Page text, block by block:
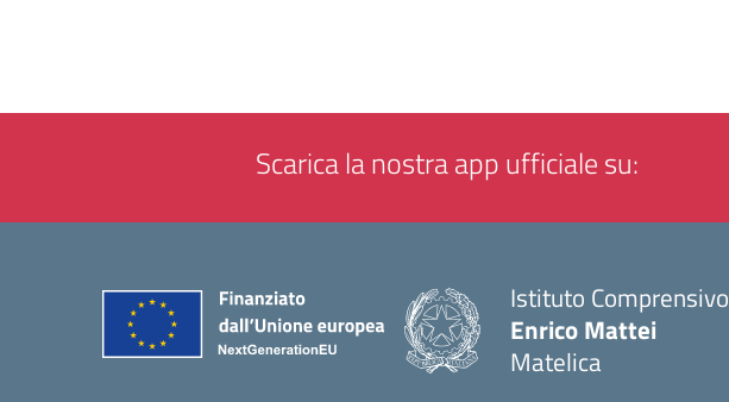
Scarica la nostra app ufficiale su:
Istituto Comprensivo
Enrico Mattei
Matelica